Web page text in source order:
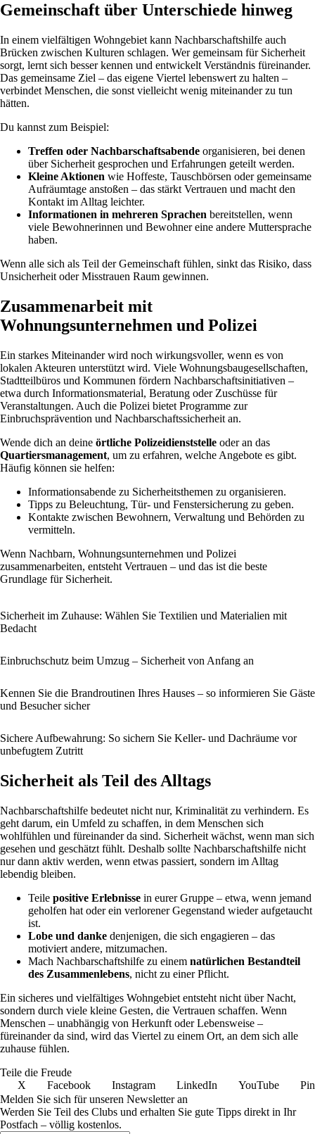
Gemeinschaft über Unterschiede hinweg
In einem vielfältigen Wohngebiet kann Nachbarschaftshilfe auch
Brücken zwischen Kulturen schlagen. Wer gemeinsam für Sicherheit
sorgt, lernt sich besser kennen und entwickelt Verständnis füreinander.
Das gemeinsame Ziel – das eigene Viertel lebenswert zu halten –
verbindet Menschen, die sonst vielleicht wenig miteinander zu tun
hätten.
Du kannst zum Beispiel:
Treffen oder Nachbarschaftsabende organisieren, bei denen
über Sicherheit gesprochen und Erfahrungen geteilt werden.
Kleine Aktionen wie Hoffeste, Tauschbörsen oder gemeinsame
Aufräumtage anstoßen – das stärkt Vertrauen und macht den
Kontakt im Alltag leichter.
Informationen in mehreren Sprachen bereitstellen, wenn
viele Bewohnerinnen und Bewohner eine andere Muttersprache
haben.
Wenn alle sich als Teil der Gemeinschaft fühlen, sinkt das Risiko, dass
Unsicherheit oder Misstrauen Raum gewinnen.
Zusammenarbeit mit
Wohnungsunternehmen und Polizei
Ein starkes Miteinander wird noch wirkungsvoller, wenn es von
lokalen Akteuren unterstützt wird. Viele Wohnungsbaugesellschaften,
Stadtteilbüros und Kommunen fördern Nachbarschaftsinitiativen –
etwa durch Informationsmaterial, Beratung oder Zuschüsse für
Veranstaltungen. Auch die Polizei bietet Programme zur
Einbruchsprävention und Nachbarschaftssicherheit an.
Wende dich an deine örtliche Polizeidienststelle oder an das
Quartiersmanagement, um zu erfahren, welche Angebote es gibt.
Häufig können sie helfen:
Informationsabende zu Sicherheitsthemen zu organisieren.
Tipps zu Beleuchtung, Tür- und Fenstersicherung zu geben.
Kontakte zwischen Bewohnern, Verwaltung und Behörden zu
vermitteln.
Wenn Nachbarn, Wohnungsunternehmen und Polizei
zusammenarbeiten, entsteht Vertrauen – und das ist die beste
Grundlage für Sicherheit.
Sicherheit im Zuhause: Wählen Sie Textilien und Materialien mit
Bedacht
Einbruchschutz beim Umzug – Sicherheit von Anfang an
Kennen Sie die Brandroutinen Ihres Hauses – so informieren Sie Gäste
und Besucher sicher
Sichere Aufbewahrung: So sichern Sie Keller- und Dachräume vor
unbefugtem Zutritt
Sicherheit als Teil des Alltags
Nachbarschaftshilfe bedeutet nicht nur, Kriminalität zu verhindern. Es
geht darum, ein Umfeld zu schaffen, in dem Menschen sich
wohlfühlen und füreinander da sind. Sicherheit wächst, wenn man sich
gesehen und geschätzt fühlt. Deshalb sollte Nachbarschaftshilfe nicht
nur dann aktiv werden, wenn etwas passiert, sondern im Alltag
lebendig bleiben.
Teile positive Erlebnisse in eurer Gruppe – etwa, wenn jemand
geholfen hat oder ein verlorener Gegenstand wieder aufgetaucht
ist.
Lobe und danke denjenigen, die sich engagieren – das
motiviert andere, mitzumachen.
Mach Nachbarschaftshilfe zu einem natürlichen Bestandteil
des Zusammenlebens, nicht zu einer Pflicht.
Ein sicheres und vielfältiges Wohngebiet entsteht nicht über Nacht,
sondern durch viele kleine Gesten, die Vertrauen schaffen. Wenn
Menschen – unabhängig von Herkunft oder Lebensweise –
füreinander da sind, wird das Viertel zu einem Ort, an dem sich alle
zuhause fühlen.
Teile die Freude
X
Facebook Instagram LinkedIn YouTube
Melden Sie sich für unseren Newsletter an
Werden Sie Teil des Clubs und erhalten Sie gute Tipps direkt in Ihr
Postfach – völlig kostenlos.